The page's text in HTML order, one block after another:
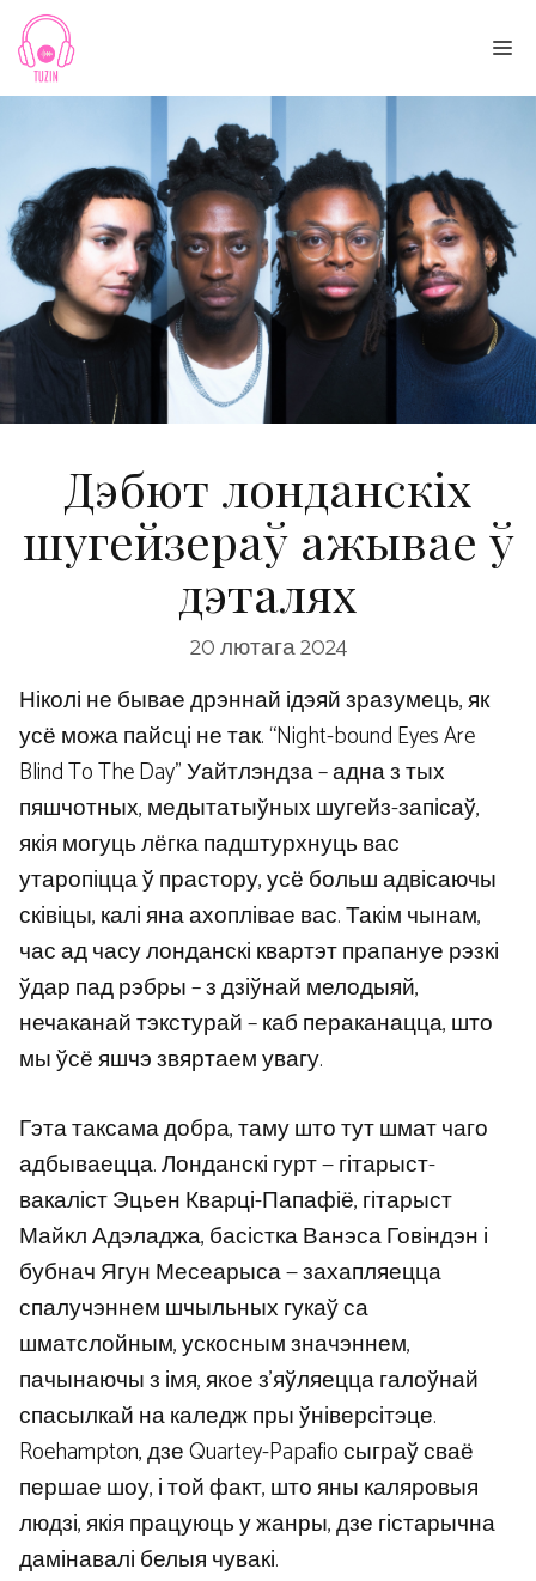
Skip
content
Дэбют лонданскіх
шугейзераў ажывае ў
дэталях
20 лютага 2024
Ніколі не бывае дрэннай ідэяй зразумець, як
усё можа пайсці не так. “Night-bound Eyes Are
Blind To The Day” Уайтлэндза – адна з тых
пяшчотных, медытатыўных шугейз-запісаў,
якія могуць лёгка падштурхнуць вас
утаропіцца ў прастору, усё больш адвісаючы
сківіцы, калі яна ахоплівае вас. Такім чынам,
час ад часу лонданскі квартэт прапануе рэзкі
ўдар пад рэбры – з дзіўнай мелодыяй,
нечаканай тэкстурай – каб пераканацца, што
мы ўсё яшчэ звяртаем увагу.
Гэта таксама добра, таму што тут шмат чаго
адбываецца. Лонданскі гурт — гітарыст-
вакаліст Эцьен Кварці-Папафіё, гітарыст
Майкл Адэладжа, басістка Ванэса Говіндэн і
бубнач Ягун Месеарыса — захапляецца
спалучэннем шчыльных гукаў са
шматслойным, ускосным значэннем,
пачынаючы з імя, якое з’яўляецца галоўнай
спасылкай на каледж пры ўніверсітэце.
Roehampton, дзе Quartey-Papafio сыграў сваё
першае шоу, і той факт, што яны каляровыя
людзі, якія працуюць у жанры, дзе гістарычна
дамінавалі белыя чувакі.